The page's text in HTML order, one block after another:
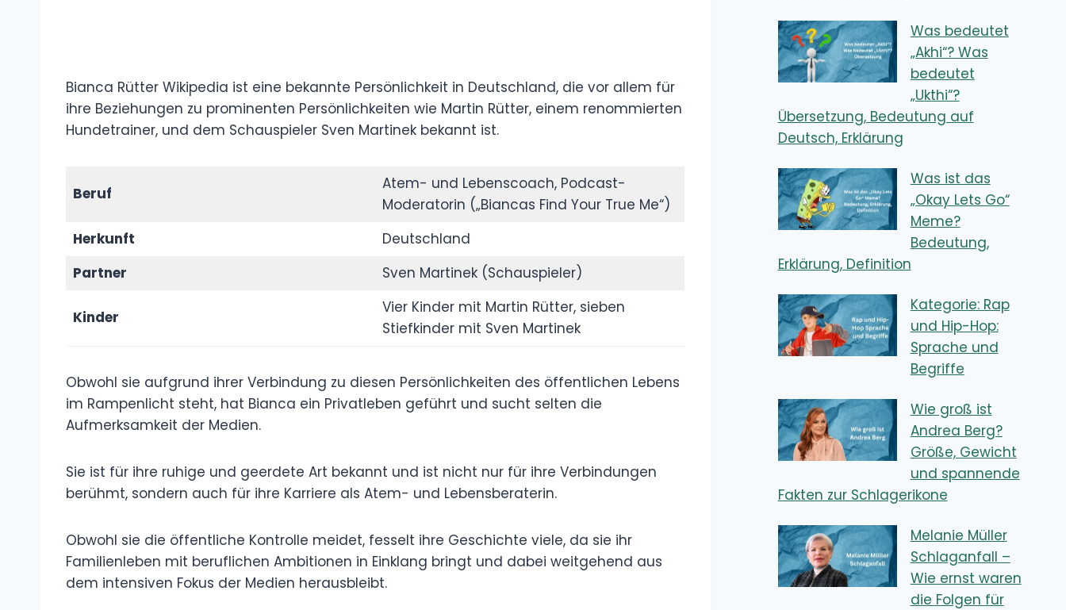
Bianca Rütter Wikipedia ist eine bekannte Persönlichkeit in Deutschland, die vor allem für
ihre Beziehungen zu prominenten Persönlichkeiten wie Martin Rütter, einem renommierten
Hundetrainer, und dem Schauspieler Sven Martinek bekannt ist.
Beruf
Atem- und Lebenscoach, Podcast-
Moderatorin („Biancas Find Your True Me“)
Herkunft
Deutschland
Partner
Sven Martinek (Schauspieler)
Kinder
Vier Kinder mit Martin Rütter, sieben
Stiefkinder mit Sven Martinek
Obwohl sie aufgrund ihrer Verbindung zu diesen Persönlichkeiten des öffentlichen Lebens
im Rampenlicht steht, hat Bianca ein Privatleben geführt und sucht selten die
Aufmerksamkeit der Medien.
Sie ist für ihre ruhige und geerdete Art bekannt und ist nicht nur für ihre Verbindungen
berühmt, sondern auch für ihre Karriere als Atem- und Lebensberaterin.
Obwohl sie die öffentliche Kontrolle meidet, fesselt ihre Geschichte viele, da sie ihr
Familienleben mit beruflichen Ambitionen in Einklang bringt und dabei weitgehend aus
dem intensiven Fokus der Medien herausbleibt.
Was bedeutet
„Akhi“? Was
bedeutet
„Ukthi“?
Übersetzung, Bedeutung auf
Deutsch, Erklärung
Was ist das
„Okay Lets Go“
Meme?
Bedeutung,
Erklärung, Definition
Kategorie: Rap
und Hip-Hop:
Sprache und
Begriffe
Wie groß ist
Andrea Berg?
Größe, Gewicht
und spannende
Fakten zur Schlagerikone
Melanie Müller
Schlaganfall –
Wie ernst waren
die Folgen für